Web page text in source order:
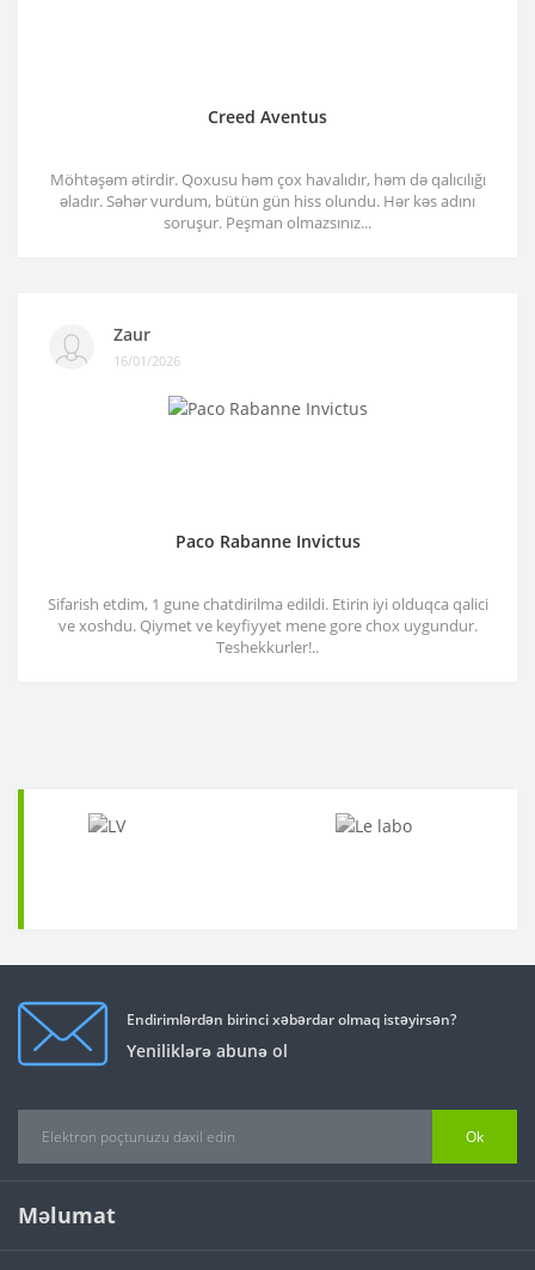
Creed Aventus
Möhtəşəm ətirdir. Qoxusu həm çox havalıdır, həm də qalıcılığı
əladır. Səhər vurdum, bütün gün hiss olundu. Hər kəs adını
soruşur. Peşman olmazsınız...
Zaur
16/01/2026
Paco Rabanne Invictus
Sifarish etdim, 1 gune chatdirilma edildi. Etirin iyi olduqca qalici
ve xoshdu. Qiymet ve keyfiyyet mene gore chox uygundur.
Teshekkurler!..
Endirimlərdən birinci xəbərdar olmaq istəyirsən?
Yeniliklərə abunə ol
Ok
Məlumat